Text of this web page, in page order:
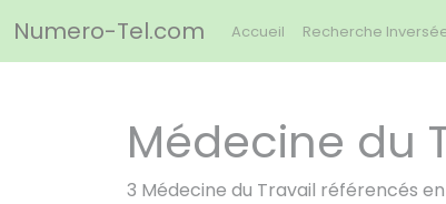
Numero-Tel.com Accueil Recherche
Médecine du
3 Médecine du Travail référencés